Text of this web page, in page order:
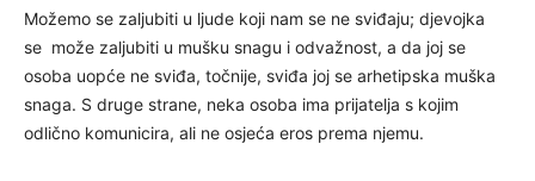
Možemo se zaljubiti u ljude koji nam se ne sviđaju; djevojka
se može zaljubiti u mušku snagu i odvažnost, a da joj se
osoba uopće ne sviđa, točnije, sviđa joj se arhetipska muška
snaga. S druge strane, neka osoba ima prijatelja s kojim
odlično komunicira, ali ne osjeća eros prema njemu.